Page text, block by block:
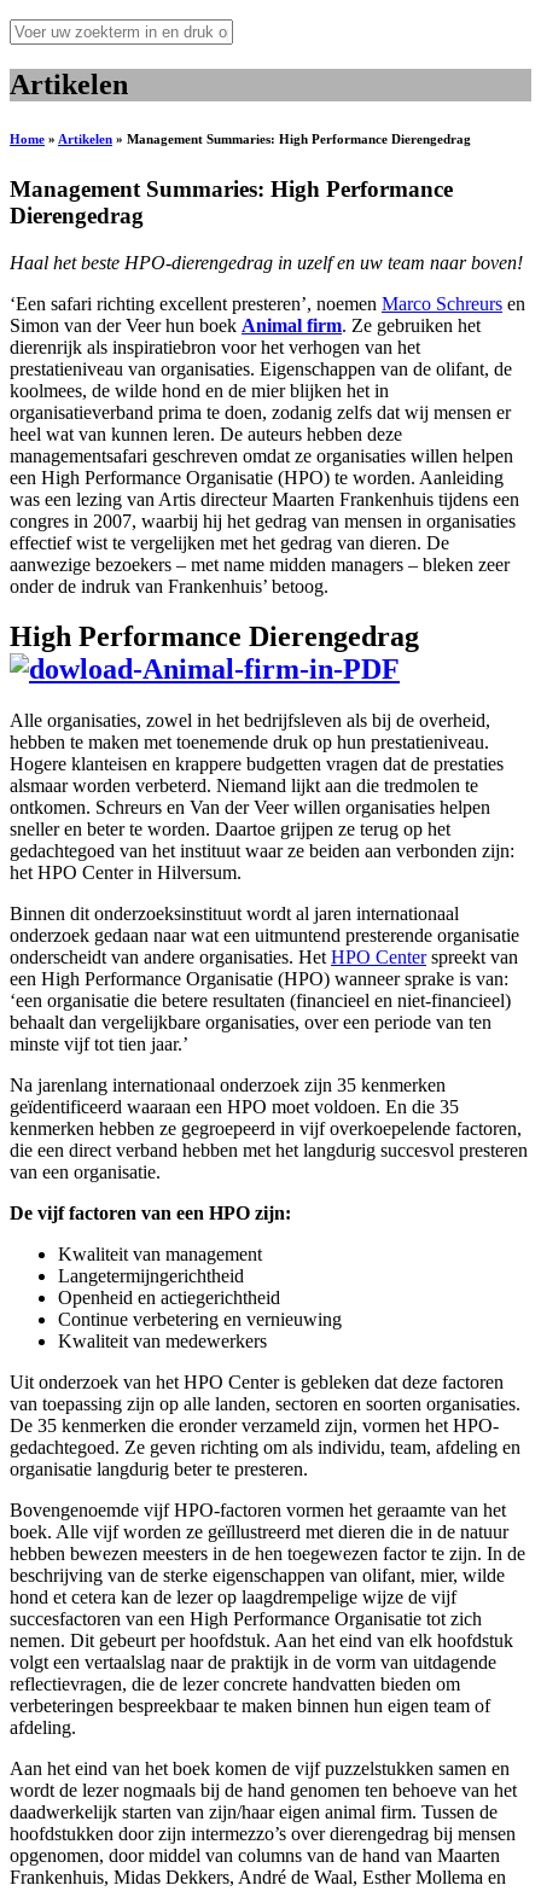
Artikelen
Home » Artikelen » Management Summaries: High Performance Dierengedrag
Management Summaries: High Performance
Dierengedrag
Haal het beste HPO-dierengedrag in uzelf en uw team naar boven!
‘Een safari richting excellent presteren’, noemen Marco Schreurs en
Simon van der Veer hun boek Animal firm. Ze gebruiken het
dierenrijk als inspiratiebron voor het verhogen van het
prestatieniveau van organisaties. Eigenschappen van de olifant, de
koolmees, de wilde hond en de mier blijken het in
organisatieverband prima te doen, zodanig zelfs dat wij mensen er
heel wat van kunnen leren. De auteurs hebben deze
managementsafari geschreven omdat ze organisaties willen helpen
een High Performance Organisatie (HPO) te worden. Aanleiding
was een lezing van Artis directeur Maarten Frankenhuis tijdens een
congres in 2007, waarbij hij het gedrag van mensen in organisaties
effectief wist te vergelijken met het gedrag van dieren. De
aanwezige bezoekers – met name midden managers – bleken zeer
onder de indruk van Frankenhuis’ betoog.
High Performance Dierengedrag
Alle organisaties, zowel in het bedrijfsleven als bij de overheid,
hebben te maken met toenemende druk op hun prestatieniveau.
Hogere klanteisen en krappere budgetten vragen dat de prestaties
alsmaar worden verbeterd. Niemand lijkt aan die tredmolen te
ontkomen. Schreurs en Van der Veer willen organisaties helpen
sneller en beter te worden. Daartoe grijpen ze terug op het
gedachtegoed van het instituut waar ze beiden aan verbonden zijn:
het HPO Center in Hilversum.
Binnen dit onderzoeksinstituut wordt al jaren internationaal
onderzoek gedaan naar wat een uitmuntend presterende organisatie
onderscheidt van andere organisaties. Het HPO Centerspreekt van
een High Performance Organisatie (HPO) wanneer sprake is van:
‘een organisatie die betere resultaten (financieel en niet-financieel)
behaalt dan vergelijkbare organisaties, over een periode van ten
minste vijf tot tien jaar.’
Na jarenlang internationaal onderzoek zijn 35 kenmerken
geïdentificeerd waaraan een HPO moet voldoen. En die 35
kenmerken hebben ze gegroepeerd in vijf overkoepelende factoren,
die een direct verband hebben met het langdurig succesvol presteren
van een organisatie.
De vijf factoren van een HPO zijn:
Kwaliteit van management
Langetermijngerichtheid
Openheid en actiegerichtheid
Continue verbetering en vernieuwing
Kwaliteit van medewerkers
Uit onderzoek van het HPO Center is gebleken dat deze factoren
van toepassing zijn op alle landen, sectoren en soorten organisaties.
De 35 kenmerken die eronder verzameld zijn, vormen het HPO-
gedachtegoed. Ze geven richting om als individu, team, afdeling en
organisatie langdurig beter te presteren.
Bovengenoemde vijf HPO-factoren vormen het geraamte van het
boek. Alle vijf worden ze geïllustreerd met dieren die in de natuur
hebben bewezen meesters in de hen toegewezen factor te zijn. In de
beschrijving van de sterke eigenschappen van olifant, mier, wilde
hond et cetera kan de lezer op laagdrempelige wijze de vijf
succesfactoren van een High Performance Organisatie tot zich
nemen. Dit gebeurt per hoofdstuk. Aan het eind van elk hoofdstuk
volgt een vertaalslag naar de praktijk in de vorm van uitdagende
reflectievragen, die de lezer concrete handvatten bieden om
verbeteringen bespreekbaar te maken binnen hun eigen team of
afdeling.
Aan het eind van het boek komen de vijf puzzelstukken samen en
wordt de lezer nogmaals bij de hand genomen ten behoeve van het
daadwerkelijk starten van zijn/haar eigen animal firm. Tussen de
hoofdstukken door zijn intermezzo’s over dierengedrag bij mensen
opgenomen, door middel van columns van de hand van Maarten
Frankenhuis, Midas Dekkers, André de Waal, Esther Mollema en